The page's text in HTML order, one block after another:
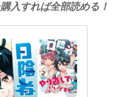
入すれば全部読める！